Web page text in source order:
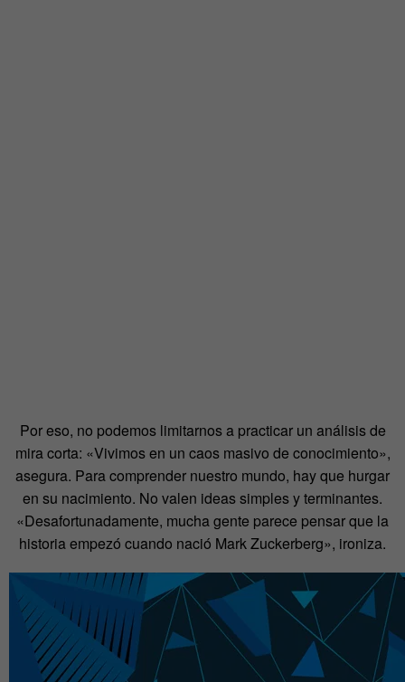
Por eso, no podemos limitarnos a practicar un análisis de
mira corta: «Vivimos en un caos masivo de conocimiento»,
asegura. Para comprender nuestro mundo, hay que hurgar
en su nacimiento. No valen ideas simples y terminantes.
«Desafortunadamente, mucha gente parece pensar que la
historia empezó cuando nació Mark Zuckerberg», ironiza.